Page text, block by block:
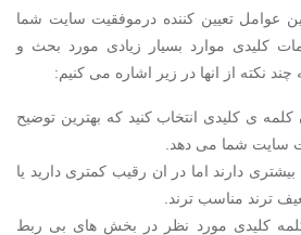
عوامل تعیین کننده درموفقیت سایت شما
کلیدی موارد بسیار زیادی مورد بحث و
نکته از انها در زیر اشاره می کنیم:
کلمه ی کلیدی انتخاب کنید که بهترین توضیح
سایت شما می دهد.
دارند اما در ان رقیب کمتری دارید یا
ترند مناسب ترند.
کلیدی مورد نظر در بخش های بی ربط